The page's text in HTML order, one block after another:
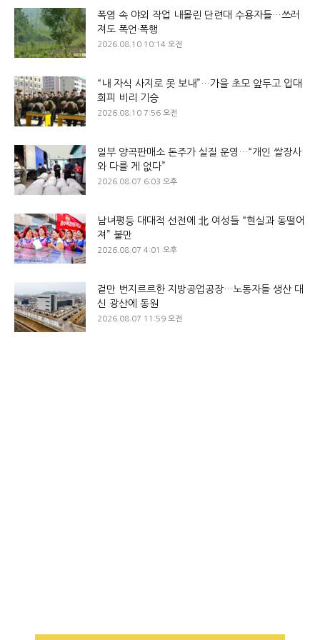
폭염 속 야외 작업 내몰린 단련대 수용자들…쓰러
져도 폭언·폭행
2026.08.10 10:14 오전
“내 자식 사지로 못 보내”…가을 초모 앞두고 입대
회피 비리 기승
2026.08.10 7:56 오전
일부 양곡판매소 돈주가 실질 운영…“개인 쌀장사
와 다를 게 없다”
2026.08.07 6:03 오후
남녀평등 대대적 선전에 北 여성들 “현실과 동떨어
져” 불만
2026.08.07 4:01 오후
겉만 번지르르한 지방공업공장…노동자들 생산 대
신 광산에 동원
2026.08.07 11:59 오전